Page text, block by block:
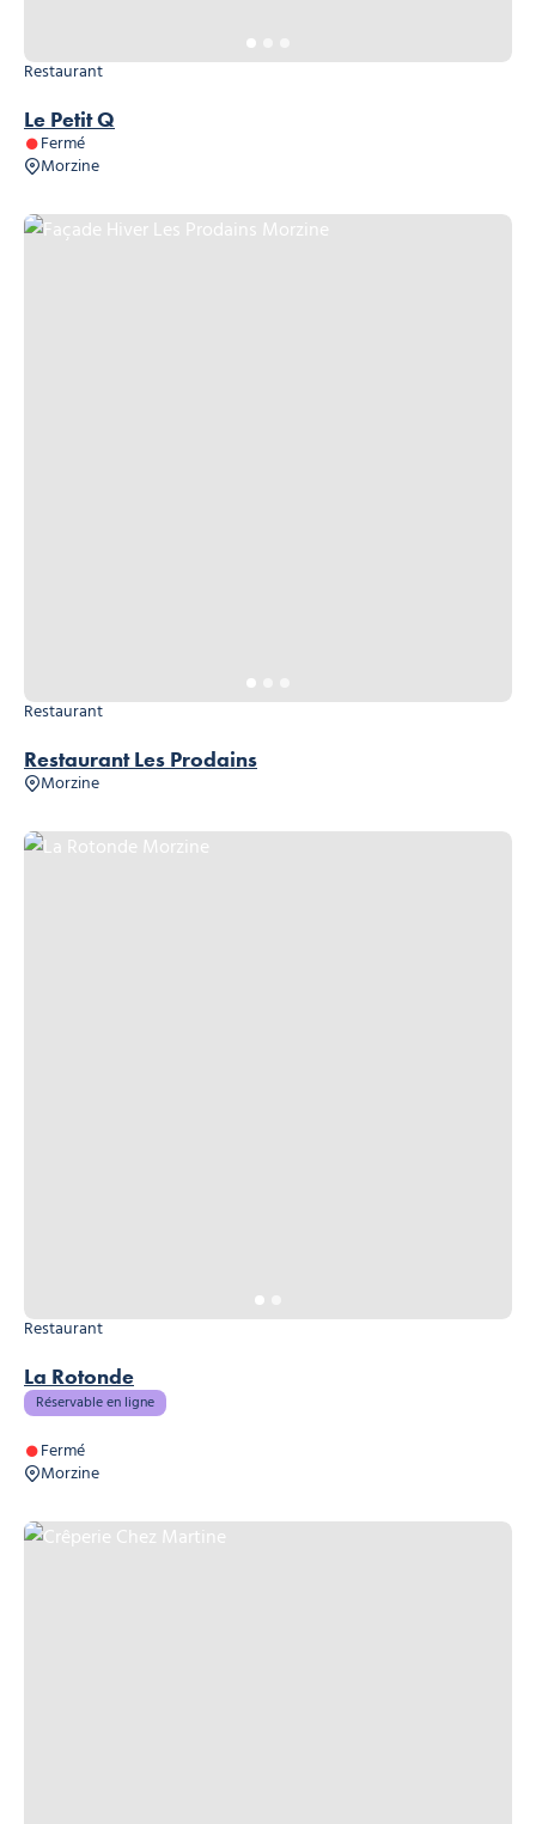
Le Petit Q
Restaurant
Fermé
Morzine
Restaurant Les Prodains
Restaurant
Morzine
Façade Hiver Les Prodains Morzine, © Les Prodains Morzine
La Rotonde
Restaurant
Réservable en ligne
Fermé
Morzine
La Rotonde Morzine
Crêperie Chez Martine, © Crêperie Chez Martine